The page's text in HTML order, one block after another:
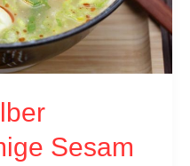
Sesam